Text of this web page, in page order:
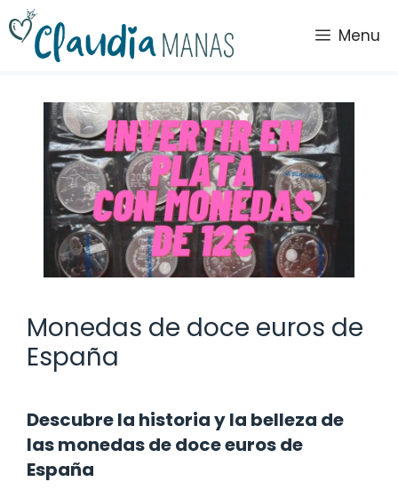
Saltar
al
contenido
Menu
Monedas de doce euros de
España
Descubre la historia y la belleza de
las monedas de doce euros de
España